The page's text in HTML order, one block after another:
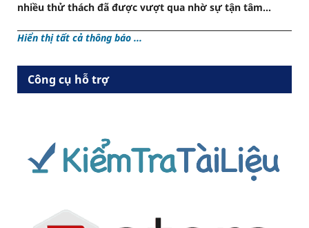
nhiều thử thách đã được vượt qua nhờ sự tận tâm...
Hiển thị tất cả thông báo ...
Công cụ hỗ trợ